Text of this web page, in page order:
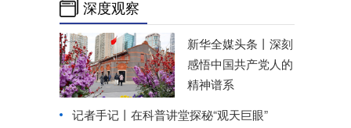
深度观察
新华全媒头条丨 深刻
感悟中国共产党人的
精神谱系
记者手记丨在科普讲堂探秘“观天巨眼”